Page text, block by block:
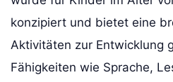
konzipiert und bietet eine
Aktivitäten zur Entwicklung
Fähigkeiten wie Sprache,